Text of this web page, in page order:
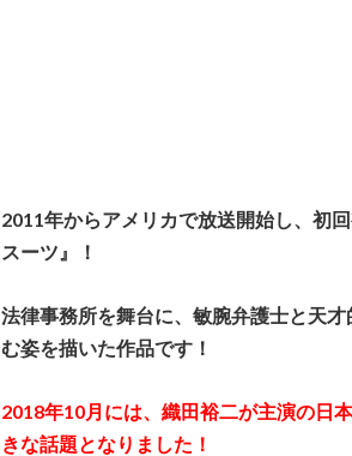
2011年からアメリカで放送開始し、初
スーツ』！
法律事務所を舞台に、敏腕弁護士と天
む姿を描いた作品です！
2018年10月には、織田裕二が主演の日
きな話題となりました！